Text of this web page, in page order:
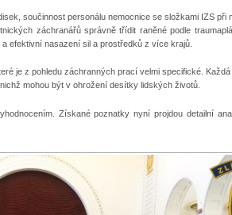
součinnost personálu nemocnice se složkami IZS při
záchranářů správně třídit raněné podle
efektivní nasazení sil a prostředků z více krajů.
je z pohledu záchranných prací velmi specifické.
mohou být v ohrožení desítky lidských životů.
Získané poznatky nyní projdou detailní